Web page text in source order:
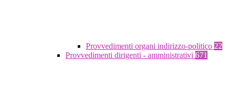
Provvedimenti organi indirizzo-politico 22
Provvedimenti dirigenti - amministrativi 671